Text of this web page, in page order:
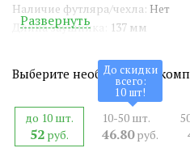
Наличие футляра/чехла: Нет
Длина заушника:
137 мм
Ширина оправы:135 мм
Ширина переносицы:12 мм
Страна происхождения:Китай
Артикул:ZP8025
СЕРТИФИКАТ:
РОСС
Развернуть
Выберите необходимую
до 10 шт.
52 руб.
10-50 шт.
46.80руб.
До скидки
всего:
10 шт!